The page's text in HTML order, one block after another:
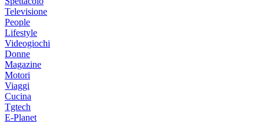
Televisione
People
Lifestyle
Videogiochi
Donne
Magazine
Motori
Viaggi
Cucina
Tgtech
E-Planet